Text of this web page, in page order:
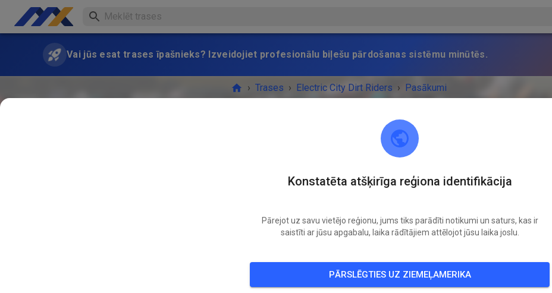
Vai jūs esat trases īpašnieks? Izveidojiet profesionālu biļešu pārdošanas sistēmu minūtēs.
› Trases › Electric City Dirt Riders › Pasākumi
Electric City Dirt Riders
Black Eagle, MT 59414
Nav vairs notikumu.
Electric City Dirt Riders.
SEKOT
Konstatēta atšķirīga reģiona identifikācija
Pārejot uz savu vietējo reģionu, jums tiks parādīti notikumi un saturs, kas ir
saistīti ar jūsu apgabalu, laika rādītājiem attēlojot jūsu laika joslu.
PĀRSLĒGTIES UZ ZIEMEĻAMERIKA